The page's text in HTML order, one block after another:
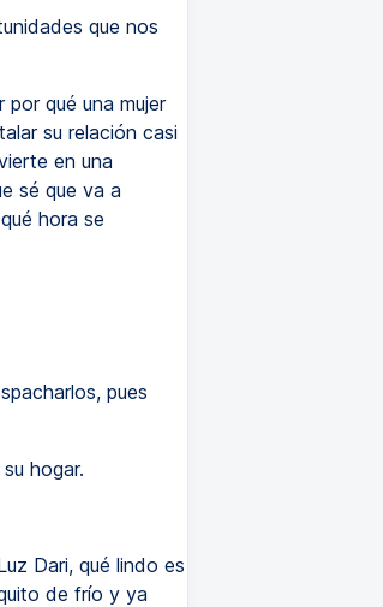
que nos
qué una mujer
su relación casi
en una
sé que va a
hora se
pues
hogar.
Dari, qué lindo es
de frío y ya